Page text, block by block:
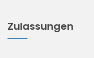
Zulassungen